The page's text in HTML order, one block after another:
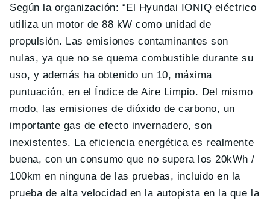
Según la organización: “El Hyundai IONIQ eléctrico
utiliza un motor de 88 kW como unidad de
propulsión. Las emisiones contaminantes son
nulas, ya que no se quema combustible durante su
uso, y además ha obtenido un 10, máxima
puntuación, en el Índice de Aire Limpio. Del mismo
modo, las emisiones de dióxido de carbono, un
importante gas de efecto invernadero, son
inexistentes. La eficiencia energética es realmente
buena, con un consumo que no supera los 20kWh /
100km en ninguna de las pruebas, incluido en la
prueba de alta velocidad en la autopista en la que la